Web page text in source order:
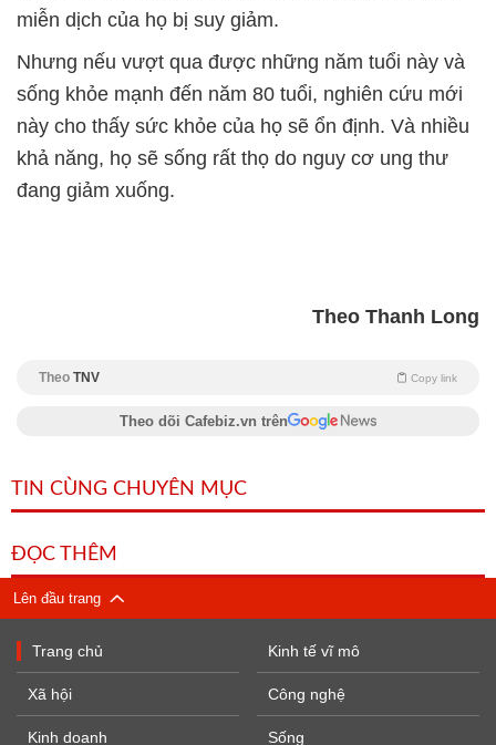
miễn dịch của họ bị suy giảm.
Nhưng nếu vượt qua được những năm tuổi này và
sống khỏe mạnh đến năm 80 tuổi, nghiên cứu mới
này cho thấy sức khỏe của họ sẽ ổn định. Và nhiều
khả năng, họ sẽ sống rất thọ do nguy cơ ung thư
đang giảm xuống.
Theo Thanh Long
Theo TNV Copy link
Theo dõi Cafebiz.vn trên
TIN CÙNG CHUYÊN MỤC
ĐỌC THÊM
Lên đầu trang
Trang chủ
Xã hội
Kinh doanh
Kinh tế vĩ mô
Công nghệ
Sống